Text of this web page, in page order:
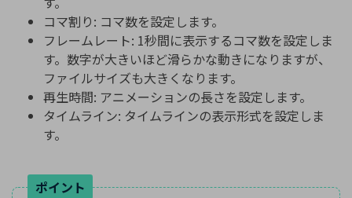
コマ割り: コマ数を設定します。
フレームレート: 1秒間に表示するコマ数を設定しま
す。数字が大きいほど滑らかな動きになりますが、
ファイルサイズも大きくなります。
再生時間: アニメーションの長さを設定します。
タイムライン: タイムラインの表示形式を設定しま
す。
ポイント